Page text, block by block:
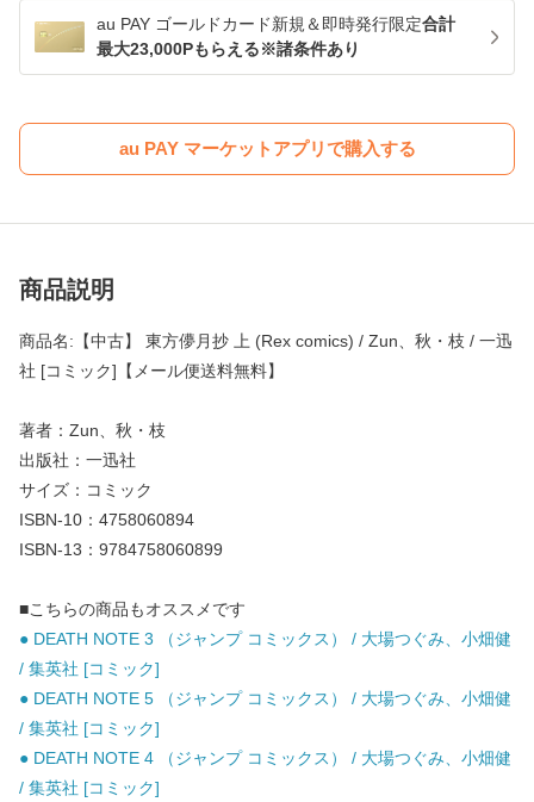
au PAY ゴールドカード新規＆即時発行限定合計
最大23,000Pもらえる※諸条件あり
au PAY マーケットアプリで購入する
商品説明
商品名:【中古】 東方儚月抄 上 (Rex comics) / Zun、秋・枝 / 一迅
社 [コミック]【メール便送料無料】
著者：Zun、秋・枝
出版社：一迅社
サイズ：コミック
ISBN-10：4758060894
ISBN-13：9784758060899
■こちらの商品もオススメです
● DEATH NOTE 3 （ジャンプ コミックス） / 大場つぐみ、小畑健
/ 集英社 [コミック]
● DEATH NOTE 5 （ジャンプ コミックス） / 大場つぐみ、小畑健
/ 集英社 [コミック]
● DEATH NOTE 4 （ジャンプ コミックス） / 大場つぐみ、小畑健
/ 集英社 [コミック]